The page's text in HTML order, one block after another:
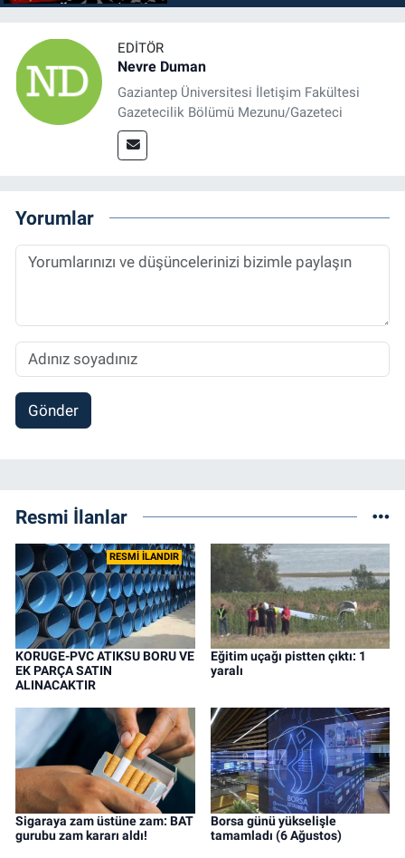
EDITÖR
Nevre Duman
Gaziantep Üniversitesi İletişim Fakültesi
Gazetecilik Bölümü Mezunu/Gazeteci
Yorumlar
Gönder
Resmi İlanlar
RESMİ İLANDIR
KORUGE-PVC ATIKSU BORU VE
EK PARÇA SATIN
ALINACAKTIR
Eğitim uçağı pistten çıktı: 1
yaralı
Sigaraya zam üstüne zam: BAT
gurubu zam kararı aldı!
Borsa günü yükselişle
tamamladı (6 Ağustos)